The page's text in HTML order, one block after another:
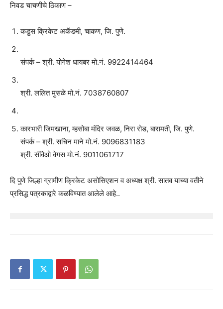
निवड चाचणीचे ठिकाण –
कडुस क्रिकेट अकॅडमी, चाकण, जि. पुणे.
संपर्क – श्री. योगेश धायबर मो.नं. 9922414464
श्री. ललित मुसळे मो.नं. 7038760807
कारभारी जिमखाना, म्हसोबा मंदिर जवळ, निरा रोड, बारामती, जि. पुणे.
संपर्क – श्री. सचिन माने मो.नं. 9096831183
श्री. सॅविओ वेगस मो.नं. 9011061717
दि पुणे जिल्हा ग्रामीण क्रिकेट असोसिएशन व अध्यक्ष श्री. सातव याच्या वतीने
प्रसिद्ध पत्रकाद्वारे कळविण्यात आलेले आहे..